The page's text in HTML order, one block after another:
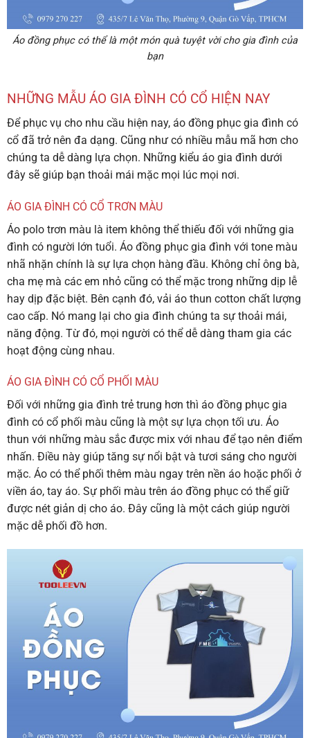
Áo đồng phục có thể là một món quà tuyệt vời cho gia đình của
bạn
NHỮNG MẪU ÁO GIA ĐÌNH CÓ CỔ HIỆN NAY
Để phục vụ cho nhu cầu hiện nay, áo đồng phục gia đình có
cổ đã trở nên đa dạng. Cũng như có nhiều mẫu mã hơn cho
chúng ta dễ dàng lựa chọn. Những kiểu áo gia đình dưới
đây sẽ giúp bạn thoải mái mặc mọi lúc mọi nơi.
ÁO GIA ĐÌNH CÓ CỔ TRƠN MÀU
Áo polo trơn màu là item không thể thiếu đối với những gia
đình có người lớn tuổi. Áo đồng phục gia đình với tone màu
nhã nhặn chính là sự lựa chọn hàng đầu. Không chỉ ông bà,
cha mẹ mà các em nhỏ cũng có thể mặc trong những dịp lễ
hay dịp đặc biệt. Bên cạnh đó, vải áo thun cotton chất lượng
cao cấp. Nó mang lại cho gia đình chúng ta sự thoải mái,
năng động. Từ đó, mọi người có thể dễ dàng tham gia các
hoạt động cùng nhau.
ÁO GIA ĐÌNH CÓ CỔ PHỐI MÀU
Đối với những gia đình trẻ trung hơn thì áo đồng phục gia
đình có cổ phối màu cũng là một sự lựa chọn tối ưu. Áo
thun với những màu sắc được mix với nhau để tạo nên điểm
nhấn. Điều này giúp tăng sự nổi bật và tươi sáng cho người
mặc. Áo có thể phối thêm màu ngay trên nền áo hoặc phối ở
viền áo, tay áo. Sự phối màu trên áo đồng phục có thể giữ
được nét giản dị cho áo. Đây cũng là một cách giúp người
mặc dễ phối đồ hơn.